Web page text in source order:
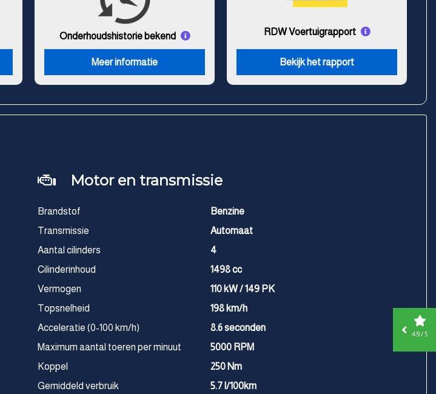
Onderhoudshistorie bekend
Meer informatie
RDW Voertuigrapport
Bekijk het rapport
Motor en transmissie
Brandstof
Benzine
Transmissie
Automaat
Aantal cilinders
4
Cilinderinhoud
1498 cc
Vermogen
110 kW / 149 PK
Topsnelheid
198 km/h
Acceleratie (0-100 km/h)
8.6 seconden
Maximum aantal toeren per minuut
5000 RPM
Koppel
250 Nm
Gemiddeld verbruik
5.7 l/100km
4.9 / 5